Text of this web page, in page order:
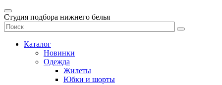
Студия подбора нижнего белья
Каталог
Новинки
Одежда
Жилеты
Юбки и шорты